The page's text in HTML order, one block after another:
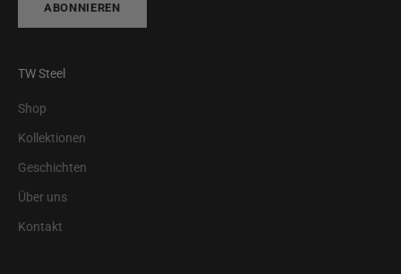
ABONNIEREN
TW Steel
Shop
Kollektionen
Geschichten
Über uns
Kontakt